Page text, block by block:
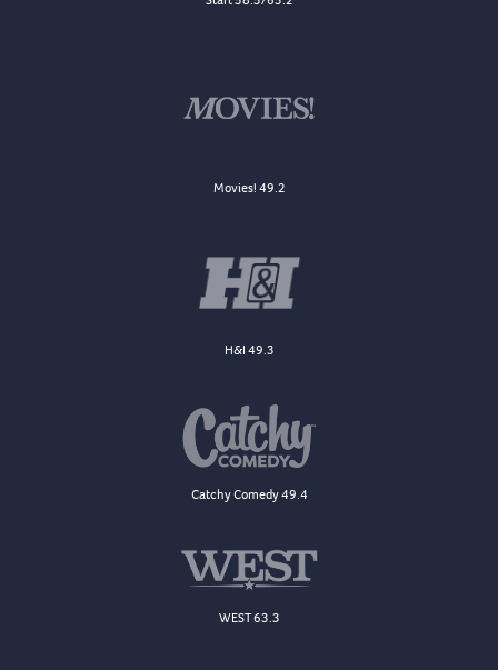
Movies! 49.2
H&I 49.3
Catchy Comedy 49.4
WEST 63.3